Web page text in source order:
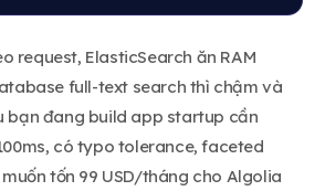
request, ElasticSearch ăn RAM
full-text search thì chậm và
bạn đang build app startup cần
có typo tolerance, faceted
tốn 99 USD/tháng cho Algolia